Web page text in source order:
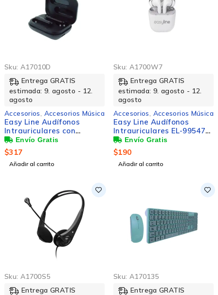
Sku: A17010D
Entrega GRATIS
estimada: 9. agosto - 12.
agosto
Accesorios Accesorios Música
Easy Line Audífonos
Intrauriculares con
Micrófono Viva Lights,
Inalámbrico, Bluetooth,
Negro
$317
Añadir al carrito
Sku: A1700W7
Entrega GRATIS
estimada: 9. agosto - 12.
agosto
Accesorios Accesorios Música
Easy Line Audífonos
Intrauriculares EL-995470,
Inalámbrico, Bluetooth,
Blanco
$190
Añadir al carrito
Sku: A1700S5
Entrega GRATIS
Sku: A170135
Entrega GRATIS